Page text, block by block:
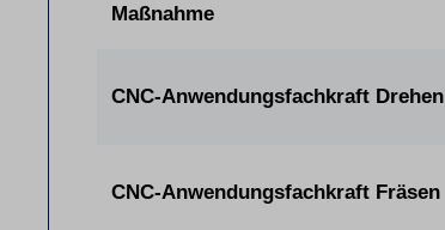
Maßnahme
CNC-Anwendungsfachkraft Drehen
CNC-Anwendungsfachkraft Fräsen